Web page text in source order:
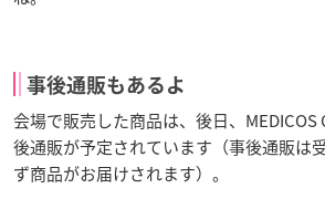
事後通販もあるよ
会場で販売した商品は、後日、MEDICOS
後通販が予定されています（事後通販は
ず商品がお届けされます）。